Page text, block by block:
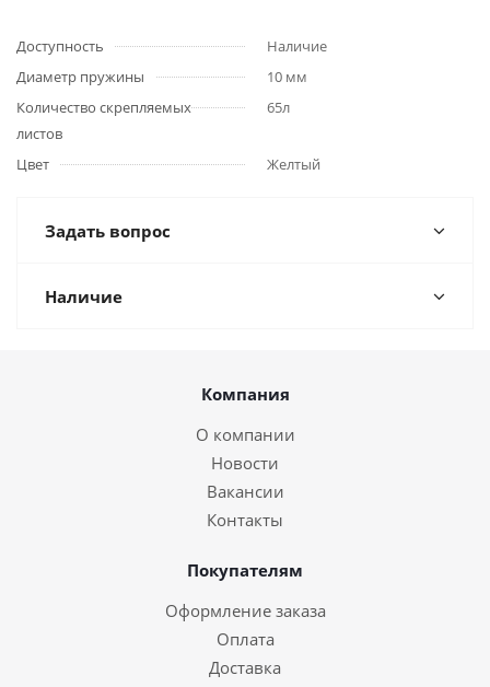
Доступность
Наличие
Диаметр пружины
10 мм
Количество скрепляемых
листов
65л
Цвет Желтый
Задать вопрос
Наличие
Компания
О компании
Новости
Вакансии
Контакты
Покупателям
Оформление заказа
Оплата
Доставка